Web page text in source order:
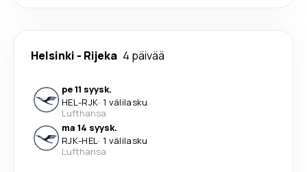
Helsinki - Rijeka 4 päivää
pe 11 syysk.
HEL-RJK· 1 välilasku
Lufthansa
ma 14 syysk.
RJK-HEL· 1 välilasku
Lufthansa